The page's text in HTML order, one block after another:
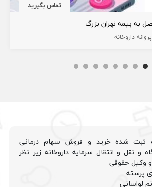
تماس بگیرید
به بیمه تهران بزرگ
پروانه داروخانه
ثبت شده خرید و فروش سهام درمانی
و نقل و انتقال سرمایه داروخانه زیر نظر
و وکیل حقوقی